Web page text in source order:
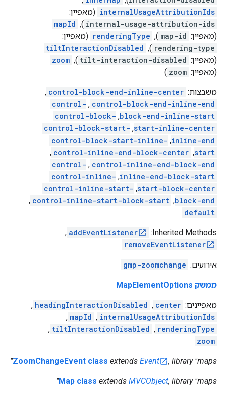
internalUsageAttributionIds (מאפיין:
internal-usage-attribution-ids
),
mapId
(מאפיין: map-id
),
renderingType (מאפיין:
rendering-type
),
tiltInteractionDisabled
(מאפיין: tilt-interaction-disabled
),
zoom
(מאפיין: zoom
)
משבצות: control-block-end-inline-center
,
control-block-end-inline-end
,
control-
block-end-inline-start
,
control-block-
start-inline-center
,
control-block-start-
inline-end
,
control-block-start-inline-
start
,
control-inline-end-block-center
,
control-inline-end-block-end
,
control-
inline-end-block-start
,
control-inline-
start-block-center
,
control-inline-start-
block-end
,
control-inline-start-block-start
,
default
‫Inherited Methods:
addEventListener
,
removeEventListener
אירועים: gmp-zoomchange
ממשק MapElementOptions
מאפיינים: center
,
headingInteractionDisabled
,
internalUsageAttributionIds
,
mapId
,
renderingType
,
tiltInteractionDisabled
,
zoom
ZoomChangeEvent class extends Event , library "maps"
Map class extends MVCObject, library "maps"